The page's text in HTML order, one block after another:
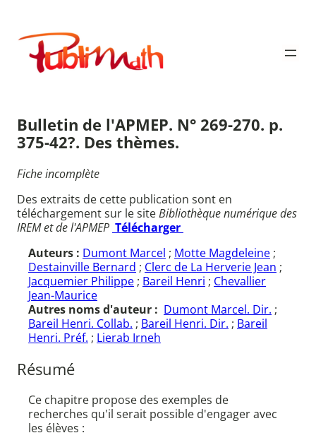
contenu
Publimath
Bulletin de l'APMEP. N° 269-270. p.
375-42?. Des thèmes.
Fiche incomplète
Des extraits de cette publication sont en
téléchargement sur le siteBibliothèque numérique des
IREM et de l'APMEP Télécharger
Auteurs : Dumont Marcel ; Motte Magdeleine ;
Destainville Bernard ; Clerc de La Herverie Jean ;
Jacquemier Philippe ; Bareil Henri ; Chevallier
Jean-Maurice
Autres noms d'auteur : Dumont Marcel. Dir. ;
Bareil Henri. Collab. ; Bareil Henri. Dir. ; Bareil
Henri. Préf. ; Lierab Irneh
Résumé
Ce chapitre propose des exemples de
recherches qu'il serait possible d'engager avec
les élèves :